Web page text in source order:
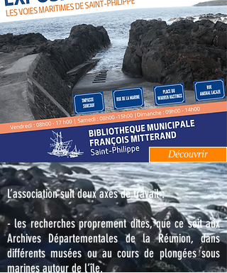
L’association suit deux axes de travail :
- les recherches proprement dites, que ce soit aux
Archives Départementales de la Réunion,dans
différents musées ou au cours de plongées sous
marines autour de l’île.
Découvrir